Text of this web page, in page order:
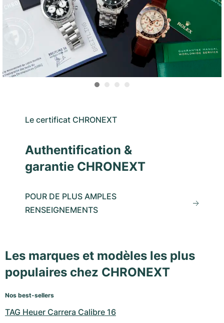
Le certificat CHRONEXT
Authentification &
garantie CHRONEXT
POUR DE PLUS AMPLES
RENSEIGNEMENTS
Les marques et modèles les plus
populaires chez CHRONEXT
Nos best-sellers
TAG Heuer Carrera Calibre 16